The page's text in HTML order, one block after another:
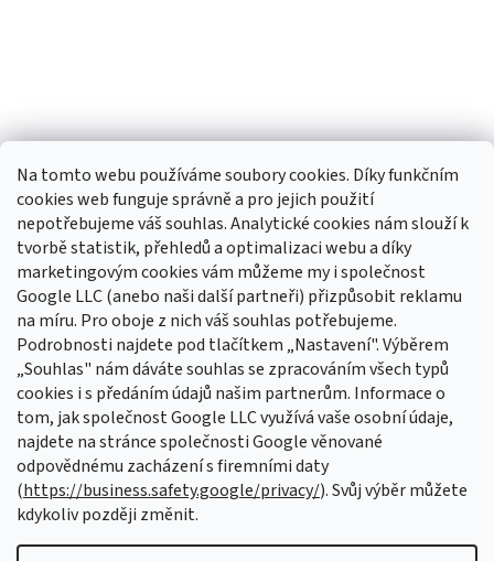
Na tomto webu používáme soubory cookies. Díky funkčním
cookies web funguje správně a pro jejich použití
nepotřebujeme váš souhlas. Analytické cookies nám slouží k
tvorbě statistik, přehledů a optimalizaci webu a díky
marketingovým cookies vám můžeme my i společnost
Google LLC (anebo naši další partneři) přizpůsobit reklamu
na míru. Pro oboje z nich váš souhlas potřebujeme.
Podrobnosti najdete pod tlačítkem „Nastavení". Výběrem
„Souhlas" nám dáváte souhlas se zpracováním všech typů
cookies i s předáním údajů našim partnerům. Informace o
tom, jak společnost Google LLC využívá vaše osobní údaje,
najdete na stránce společnosti Google věnované
odpovědnému zacházení s firemními daty
(https://business.safety.google/privacy/). Svůj výběr můžete
kdykoliv později změnit.
Sledovat na Instagramu
Odebírat newsletter
Vložte svůj e-mail a my vám budeme zasílat informace o nových
produktech na našem e-shopu.
E-mail
Vložením e-mailu souhlasíte s podmínkami ochrany osobních údajů